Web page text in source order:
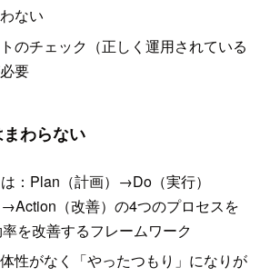
ない
のチェック（正しく運用されている
要
わらない
：Plan（計画）→Do（実行）
（改善）の4つのプロセスを
を改善するフレームワーク
性がなく「やったつもり」になりが